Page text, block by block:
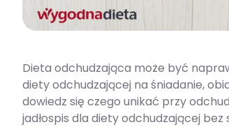
Dieta odchudzająca może być
diety odchudzającej na śniadanie,
dowiedz się czego unikać przy
jadłospis dla diety odchudzającej